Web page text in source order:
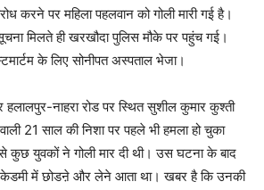
करने पर महिला पहलवान को गोली मारी गई है।
मिलते ही खरखौदा पुलिस मौके पर पहुंच गई।
के लिए सोनीपत अस्पताल भेजा।
हलालपुर-नाहरा रोड पर स्थित सुशील कुमार कुश्ती
21 साल की निशा पर पहले भी हमला हो चुका
कुछ युवकों ने गोली मार दी थी। उस घटना के बाद
में छोडऩे और लेने आता था। खबर है कि उनकी